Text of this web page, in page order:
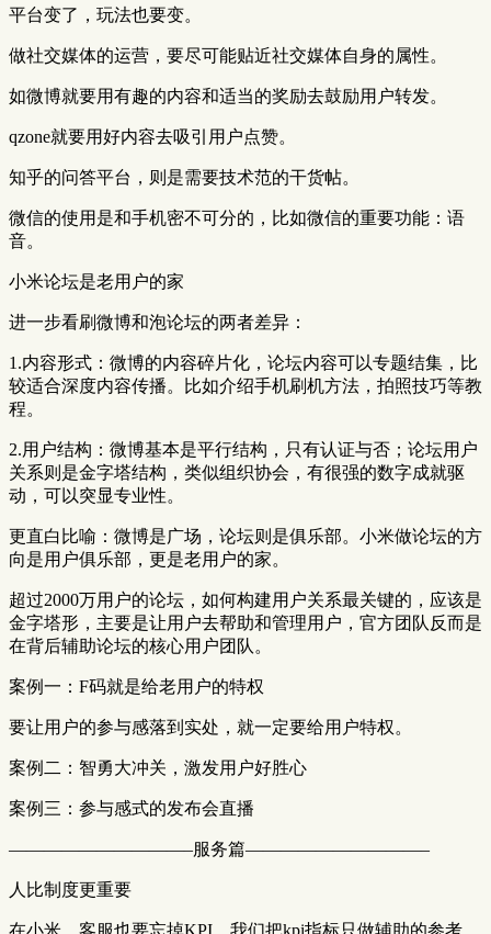
平台变了，玩法也要变。
做社交媒体的运营，要尽可能贴近社交媒体自身的属性。
如微博就要用有趣的内容和适当的奖励去鼓励用户转发。
qzone就要用好内容去吸引用户点赞。
知乎的问答平台，则是需要技术范的干货帖。
微信的使用是和手机密不可分的，比如微信的重要功能：语
音。
小米论坛是老用户的家
进一步看刷微博和泡论坛的两者差异：
1.内容形式：微博的内容碎片化，论坛内容可以专题结集，比
较适合深度内容传播。比如介绍手机刷机方法，拍照技巧等教
程。
2.用户结构：微博基本是平行结构，只有认证与否；论坛用户
关系则是金字塔结构，类似组织协会，有很强的数字成就驱
动，可以突显专业性。
更直白比喻：微博是广场，论坛则是俱乐部。小米做论坛的方
向是用户俱乐部，更是老用户的家。
超过2000万用户的论坛，如何构建用户关系最关键的，应该是
金字塔形，主要是让用户去帮助和管理用户，官方团队反而是
在背后辅助论坛的核心用户团队。
案例一：F码就是给老用户的特权
要让用户的参与感落到实处，就一定要给用户特权。
案例二：智勇大冲关，激发用户好胜心
案例三：参与感式的发布会直播
——————————–服务篇——————————–
人比制度更重要
在小米，客服也要忘掉KPI。我们把kpi指标只做辅助的参考，